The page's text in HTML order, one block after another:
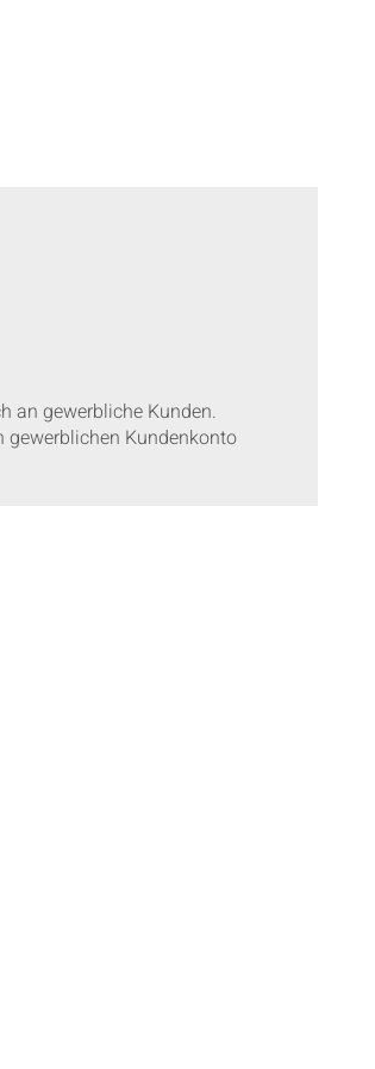
an gewerbliche Kunden.
gewerblichen Kundenkonto